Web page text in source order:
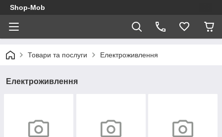
Shop-Mob
Товари та послуги Електроживлення
Електроживлення